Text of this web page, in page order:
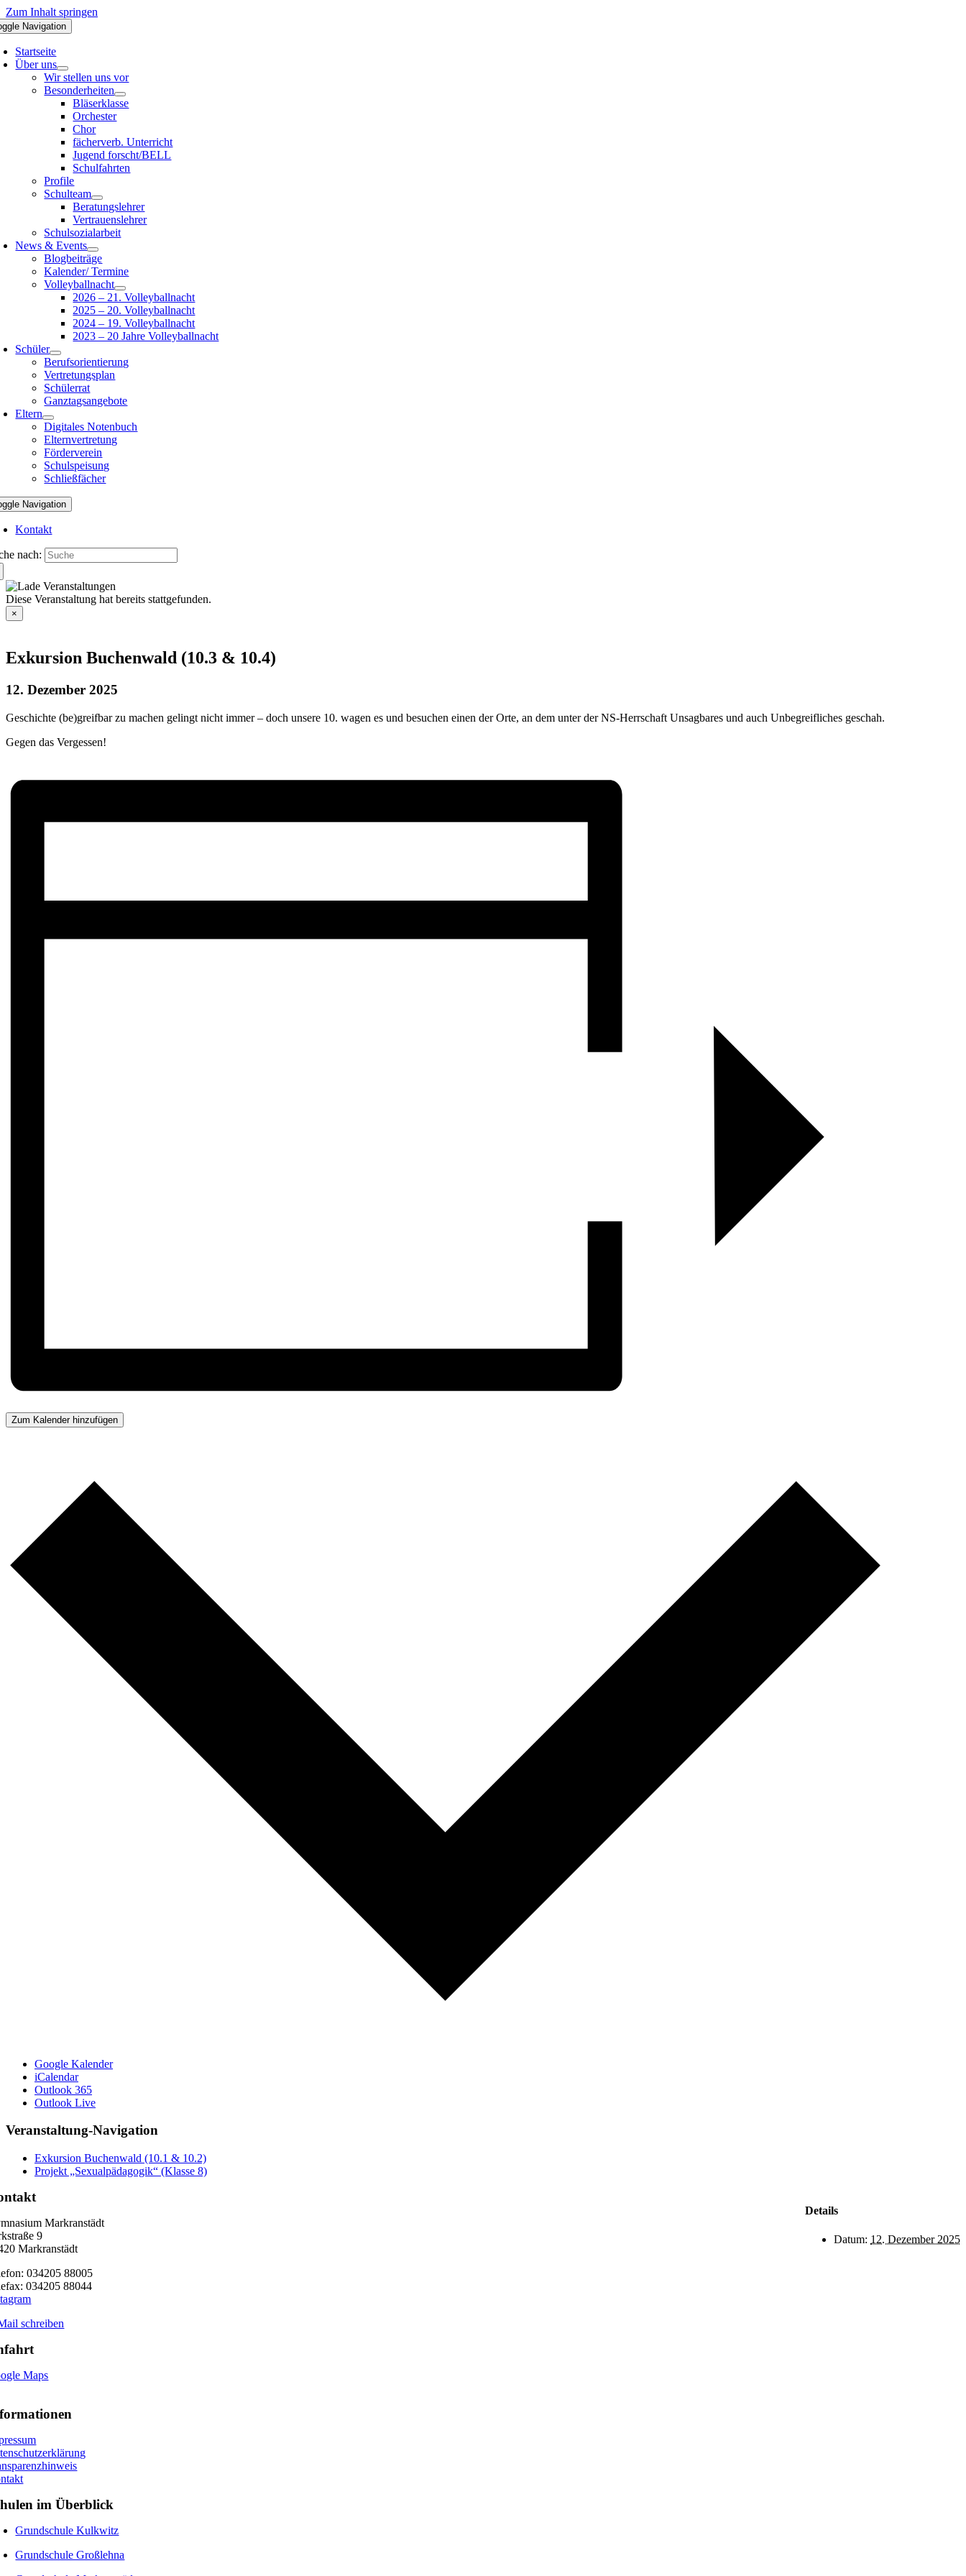
Zum Inhalt springen
Navigation
Startseite
Über uns
Wir stellen uns vor
Besonderheiten
Bläserklasse
Orchester
Chor
fächerverb. Unterricht
Jugend forscht/BELL
Schulfahrten
Profile
Schulteam
Beratungslehrer
Vertrauenslehrer
Schulsozialarbeit
News & Events
Blogbeiträge
Kalender/ Termine
Volleyballnacht
2026 – 21. Volleyballnacht
2025 – 20. Volleyballnacht
2024 – 19. Volleyballnacht
2023 – 20 Jahre Volleyballnacht
Schüler
Berufsorientierung
Vertretungsplan
Schülerrat
Ganztagsangebote
Eltern
Digitales Notenbuch
Elternvertretung
Förderverein
Schulspeisung
Schließfächer
Navigation
Kontakt
nach:
Diese Veranstaltung hat bereits stattgefunden.
×
Exkursion Buchenwald (10.3 & 10.4)
12. Dezember 2025
Geschichte (be)greifbar zu machen gelingt nicht immer – doch unsere 10. wagen es und besuchen einen der Orte, an dem unter der NS-Herrschaft Unsagbares und auch Unbegreifliches geschah.
Gegen das Vergessen!
Zum Kalender hinzufügen
Google Kalender
iCalendar
Outlook 365
Outlook Live
Veranstaltung-Navigation
Exkursion Buchenwald (10.1 & 10.2)
Projekt „Sexualpädagogik“ (Klasse 8)
Details
Datum: 12. Dezember 2025
Markranstädt
9
Markranstädt
034205 88005
034205 88044
schreiben
Maps
im Überblick
Grundschule Kulkwitz
Grundschule Großlehna